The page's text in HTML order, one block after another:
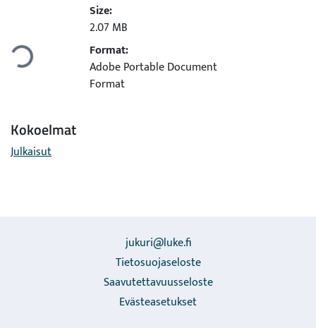
Size:
2.07 MB
Format:
Adobe Portable Document
Format
Kokoelmat
Julkaisut
jukuri@luke.fi
Tietosuojaseloste
Saavutettavuusseloste
Evästeasetukset